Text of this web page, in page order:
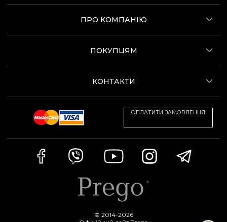
ПРО КОМПАНІЮ
ПОКУПЦЯМ
КОНТАКТИ
ОПЛАТИТИ ЗАМОВЛЕННЯ
© 2014-2026